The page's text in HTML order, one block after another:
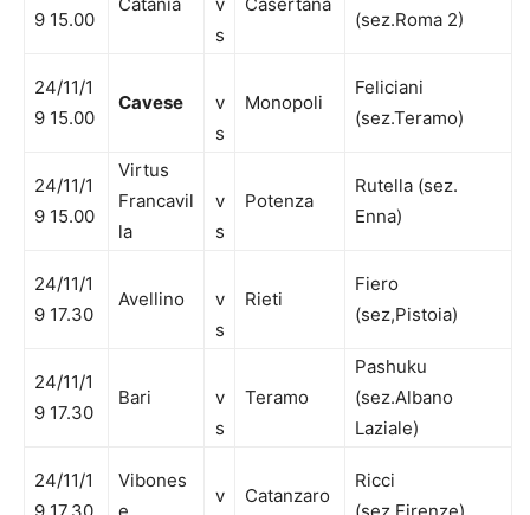
9 15.00
Catania
v
s
Casertana
(sez.Roma 2)
24/11/1
9 15.00
Cavese
v
s
Monopoli
Feliciani
(sez.Teramo)
24/11/1
9 15.00
Virtus
Francavil
la
v
s
Potenza
Rutella (sez.
Enna)
24/11/1
9 17.30
Avellino
v
s
Rieti
Fiero
(sez,Pistoia)
24/11/1
9 17.30
Bari
v
s
Teramo
Pashuku
(sez.Albano
Laziale)
24/11/1
Vibones
v Catanzaro
Ricci